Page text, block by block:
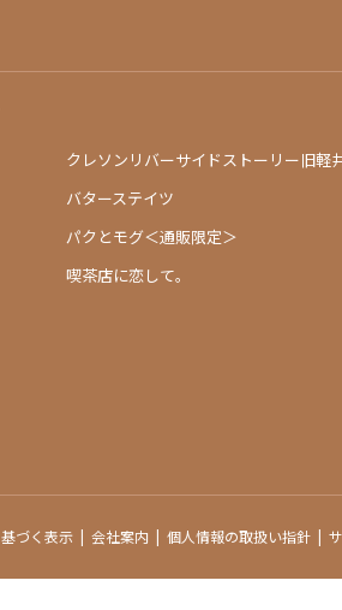
クレソンリバーサイドストーリー旧軽
バターステイツ
パクとモグ＜通販限定＞
喫茶店に恋して。
づく表示 会社案内 個人情報の取扱い指針